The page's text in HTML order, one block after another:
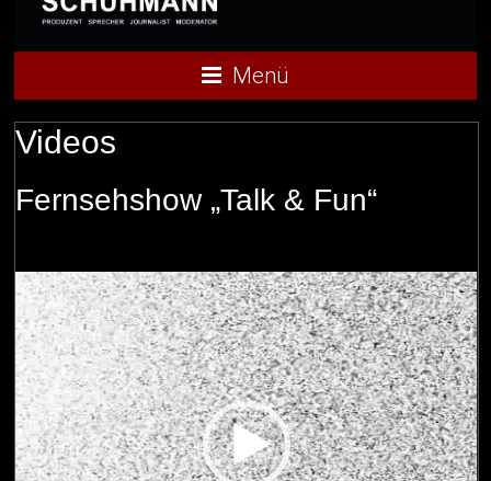
Menü
Videos
Fernsehshow „Talk & Fun“
Video-
Player